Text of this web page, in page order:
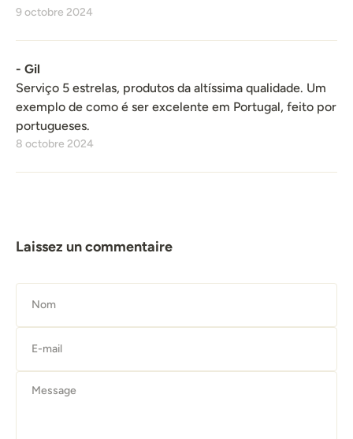
9 octobre 2024
- Gil
Serviço 5 estrelas, produtos da altíssima qualidade. Um
exemplo de como é ser excelente em Portugal, feito por
portugueses.
8 octobre 2024
Laissez un commentaire